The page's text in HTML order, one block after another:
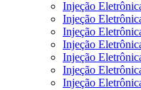
Injeção
Injeção
Injeção
Injeção
Injeção
Injeção
Injeção